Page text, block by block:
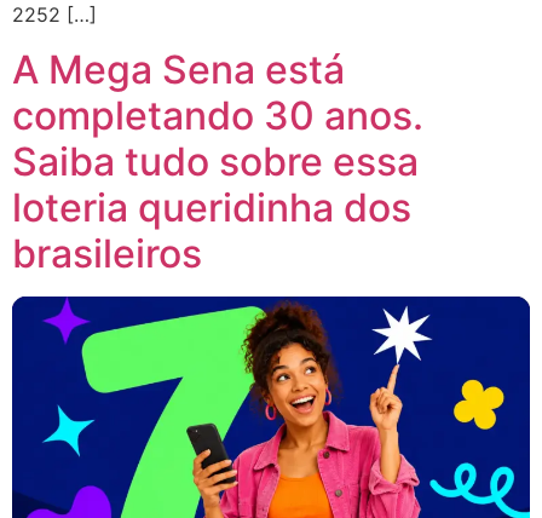
2252 […]
A Mega Sena está
completando 30 anos.
Saiba tudo sobre essa
loteria queridinha dos
brasileiros